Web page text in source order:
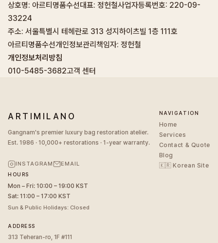
상호명: 아르티명품수선대표: 정헌철사업자등록번호: 220-09-
33224
주소: 서울특별시 테헤란로 313 성지하이츠빌 1층 111호
아르티명품수선개인정보관리책임자: 정헌철
개인정보처리방침
010-5485-3682고객 센터
ARTIMILANO
Gangnam's premier luxury bag restoration atelier.
Est. 1986 · 10,000+ restorations · 1-year warranty.
INSTAGRAM EMAIL
NAVIGATION
Home
Services
Contact & Quote
Blog
🇰🇷 Korean Site
HOURS
Mon – Fri: 10:00 – 19:00 KST
Sat: 11:00 – 17:00 KST
Sun & Public Holidays: Closed
ADDRESS
313 Teheran-ro, 1F #111